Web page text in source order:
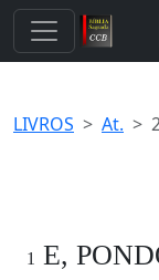
LIVROS At.
1 E,